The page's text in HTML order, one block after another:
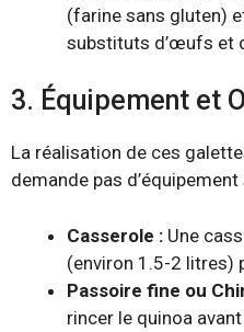
(farine sans gluten)
substituts d’œufs et
3. Équipement et
La réalisation de ces
demande pas
Casserole : Une
(environ 1.5-2 litres)
Passoire fine ou
rincer le quinoa